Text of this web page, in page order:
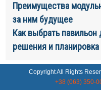
Преимущества
за ним будущее
Как выбрать
решения и планировка
Copyright All Rights
+38 (063) 350-